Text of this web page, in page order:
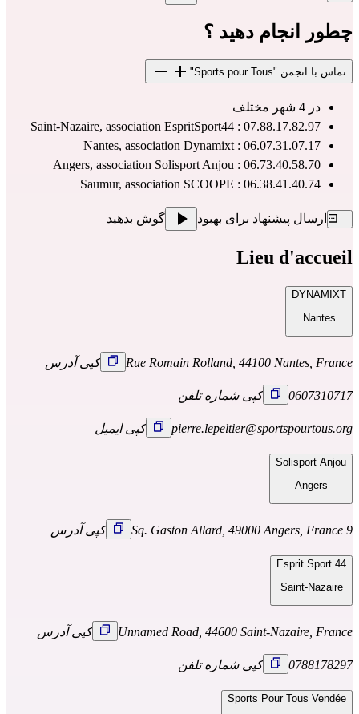
چطور انجام دهید ؟
تماس با انجمن "Sports pour Tous"
در 4 شهر مختلف
Saint-Nazaire, association EspritSport44 : 07.88.17.82.97
Nantes, association Dynamixt : 06.07.31.07.17
Angers, association Solisport Anjou : 06.73.40.58.70
Saumur, association SCOOPE : 06.38.41.40.74
ارسال پیشنهاد برای بهبود گوش بدهید
Lieu d'accueil
DYNAMIXT
Nantes
Rue Romain Rolland, 44100 Nantes, France کپی آدرس
0607310717 کپی شماره تلفن
pierre.lepeltier@sportspourtous.org کپی ایمیل
Solisport Anjou
Angers
9 Sq. Gaston Allard, 49000 Angers, France کپی آدرس
Esprit Sport 44
Saint-Nazaire
Unnamed Road, 44600 Saint-Nazaire, France کپی آدرس
0788178297 کپی شماره تلفن
Sports Pour Tous Vendée